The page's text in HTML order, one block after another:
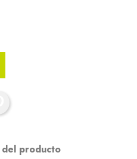
producto